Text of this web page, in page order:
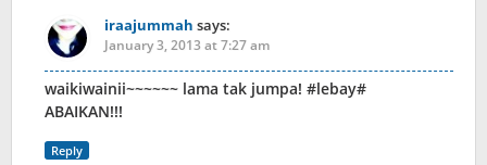
iraajummah says:
January 3, 2013 at 7:27 am
waikiwainii~~~~~~ lama tak jumpa! #lebay#
ABAIKAN!!!
Reply